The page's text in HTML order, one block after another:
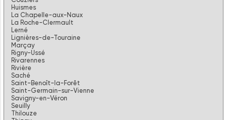
Huismes
La Chapelle-aux-Naux
La Roche-Clermault
Lerné
Lignières-de-Touraine
Marçay
Rigny-Ussé
Rivarennes
Rivière
Saché
Saint-Benoît-la-Forêt
Saint-Germain-sur-Vienne
Savigny-en-Véron
Seuilly
Thilouze